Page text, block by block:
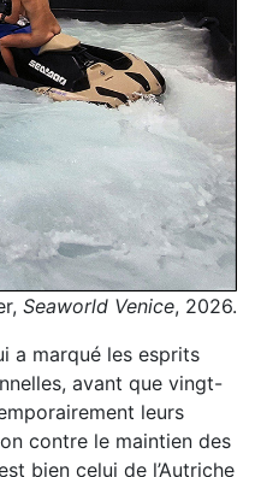
Seaworld Venice, 2026.
a marqué les esprits
avant que vingt-
leurs
contre le maintien des
bien celui de l’Autriche